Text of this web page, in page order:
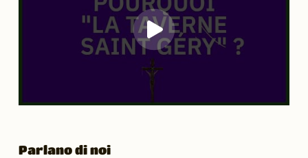
Parlano di noi